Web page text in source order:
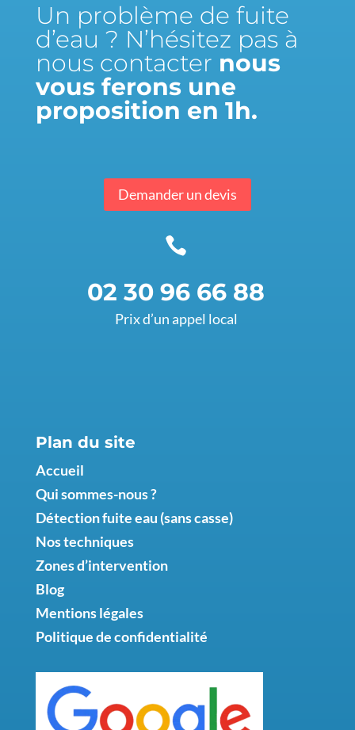
Un problème de fuite
d’eau ? N’hésitez pas à
nous contacter nous
vous ferons une
proposition en 1h.
Demander un devis

02 30 96 66 88
Prix d’un appel local
Plan du site
Accueil
Qui sommes-nous ?
Détection fuite eau (sans casse)
Nos techniques
Zones d’intervention
Blog
Mentions légales
Politique de confidentialité